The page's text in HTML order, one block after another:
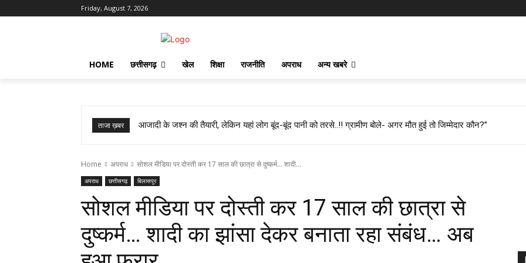
Friday, August 7, 2026
HOME छत्तीसगढ़ खेल शिक्षा राजनीति अपराध अन्य खबरे
ताजा ख़बर आजादी के जश्न की तैयारी, लेकिन यहां लोग बूंद-बूंद पानी को तरसे..!! ग्रामीण बोले- अगर मौत हुई तो जिम्मेदार कौन?”
Home अपराध सोशल मीडिया पर दोस्ती कर 17 साल की छात्रा से दुष्कर्म... शादी...
अपराध छत्तीसगढ़ बिलासपुर
सोशल मीडिया पर दोस्ती कर 17 साल की छात्रा से
दुष्कर्म… शादी का झांसा देकर बनाता रहा संबंध… अब